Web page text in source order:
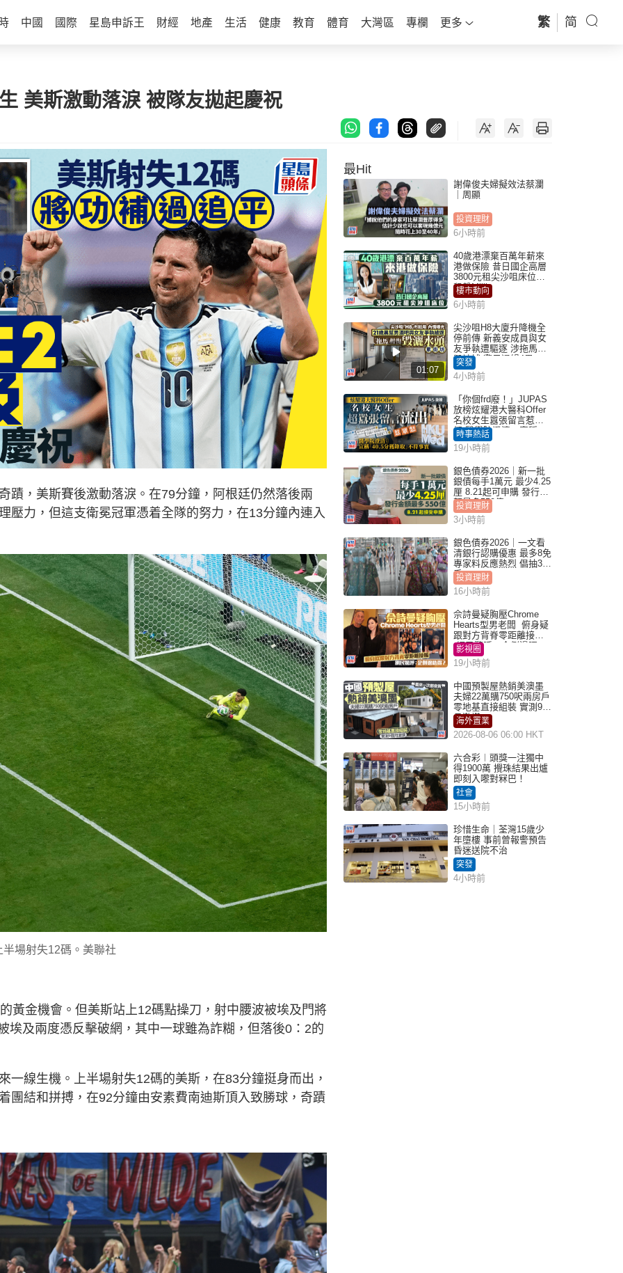
中國 國際 星島申訴王 財經 地產 生活 健康 教育 體育 大灣區 專欄 更多 繁 简
美斯激動落淚 被隊友拋起慶祝
蹟，美斯賽後激動落淚。在79分鐘，阿根廷仍然落後兩
壓力，但這支衛冕冠軍憑着全隊的努力，在13分鐘內連入
半場射失12碼。美聯社
黃金機會。但美斯站上12碼點操刀，射中腰波被埃及門將
埃及兩度憑反擊破網，其中一球雖為詐糊，但落後0：2的
一線生機。上半場射失12碼的美斯，在83分鐘挺身而出，
團結和拼搏，在92分鐘由安素費南迪斯頂入致勝球，奇蹟
最Hit
謝偉俊夫婦擬效法蔡瀾
｜周顯
投資理財
6小時前
40歲港漂棄百萬年薪來
港做保險 昔日國企高層
3800元租尖沙咀床位｜
租盤Million
樓市動向
6小時前
01:07
尖沙咀H8大廈升降機全
停前傳 新義安成員與女
友爭執遭驅逐 涉拖馬刑
毀被捕 警另通緝4男
突發
4小時前
「你個frd廢！」JUPAS
放榜炫耀港大醫科Offer
名校女生囂張留言惹眾
怒 醫學院澄清：宣稱
「40.5分獲錄取」不符事
實｜Juicy叮
時事熱話
19小時前
銀色債券2026｜新一批
銀債每手1萬元 最少4.25
厘 8.21起可申購 發行金
額最多550億
投資理財
3小時前
銀色債券2026｜一文看
清銀行認購優惠 最多8免
專家料反應熱烈 倡抽30
手
投資理財
16小時前
佘詩曼疑胸壓Chrome
Hearts型男老闆 俯身疑
跟對方背脊零距離接觸
網民驚呼：企側邊唔
得？
影視圈
19小時前
中國預製屋熱銷美澳墨
夫婦22萬購750呎兩房戶
零地基直接組裝 實測9個
月激讚
海外置業
2026-08-06 06:00 HKT
六合彩︱頭獎一注獨中
得1900萬 攪珠結果出爐
即刻入嚟對冧巴！
社會
15小時前
珍惜生命｜荃灣15歲少
年墮樓 事前曾報警預告
昏迷送院不治
突發
4小時前